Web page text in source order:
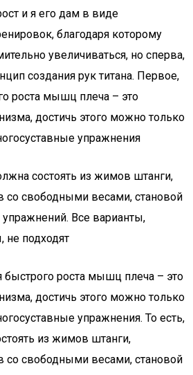
и я его дам в виде
благодаря которому
увеличиваться, но сперва,
создания рук титана. Первое,
роста мышц плеча – это
достичь этого можно только
упражнения
состоять из жимов штанги,
со свободными весами, становой
упражнений. Все варианты,
подходят
быстрого роста мышц плеча – это
достичь этого можно только
упражнения. То есть,
из жимов штанги,
со свободными весами, становой